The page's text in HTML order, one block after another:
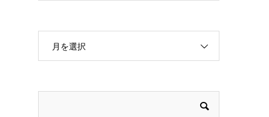
月を選択